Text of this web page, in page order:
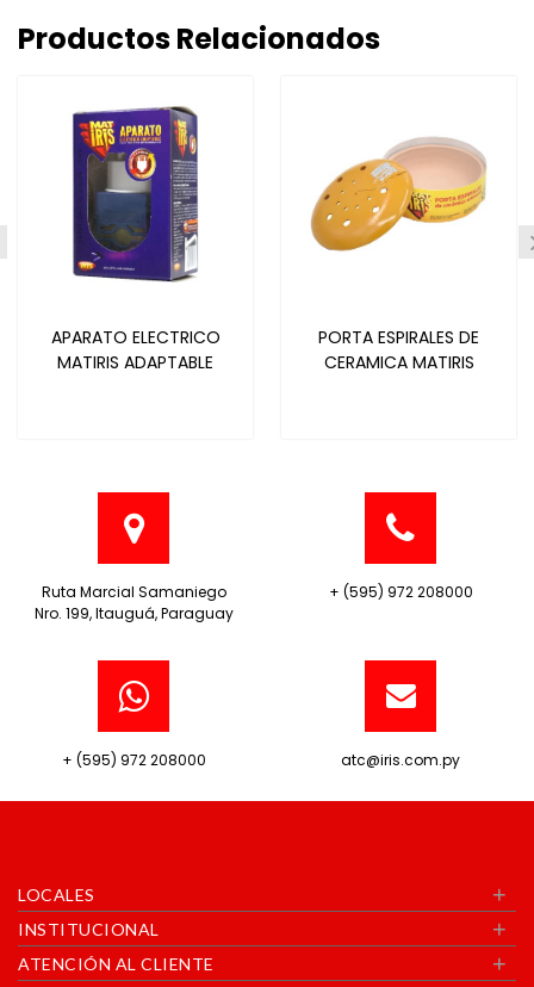
Productos Relacionados
APARATO ELECTRICO
MATIRIS ADAPTABLE
PORTA ESPIRALES DE
CERAMICA MATIRIS
Ruta Marcial Samaniego
Nro. 199, Itauguá, Paraguay
+ (595) 972 208000
+ (595) 972 208000 atc@iris.com.py
LOCALES +
INSTITUCIONAL +
ATENCIÓN AL CLIENTE
+